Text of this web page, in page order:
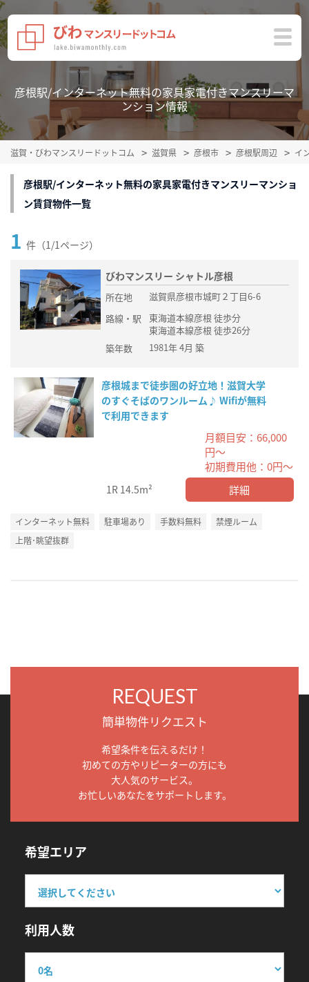
彦根駅/インターネット無料の家具家電付きマンスリーマ
ンション情報
滋賀・びわマンスリードットコム 滋賀県 彦根市 彦根駅周辺 イ
彦根駅/インターネット無料の家具家電付きマンスリーマンショ
ン賃貸物件一覧
1 件（1/1ページ）
びわマンスリー シャトル彦根
所在地
滋賀県彦根市城町２丁目6-6
路線・駅
東海道本線彦根 徒歩分
東海道本線彦根 徒歩26分
築年数
1981年 4月 築
彦根城まで徒歩圏の好立地！滋賀大学
のすぐそばのワンルーム♪ Wifiが無料
で利用できます
月額目安：66,000
円～
初期費用他：0円～
1R 14.5m² 詳細
インターネット無料 駐車場あり 手数料無料
禁煙ルーム
上階･眺望抜群
REQUEST
簡単物件リクエスト
希望条件を伝えるだけ！
初めての方やリピーターの方にも
大人気のサービス。
お忙しいあなたをサポートします。
希望エリア
利用人数